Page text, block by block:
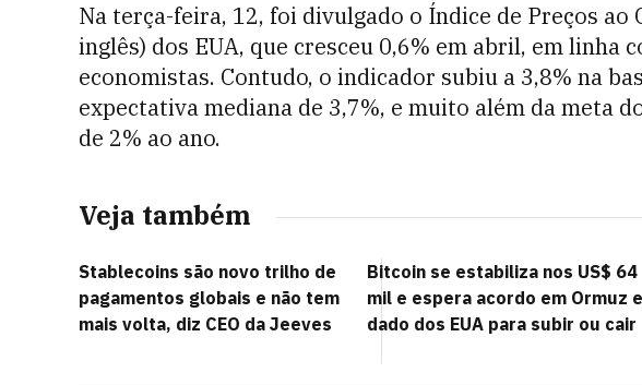
Na terça-feira, 12, foi divulgado o Índice de Preços ao
inglês) dos EUA, que cresceu 0,6% em abril, em linha
economistas. Contudo, o indicador subiu a 3,8% na
expectativa mediana de 3,7%, e muito além da meta
de 2% ao ano.
Veja também
Stablecoins são novo trilho de
pagamentos globais e não tem
mais volta, diz CEO da Jeeves
Bitcoin se estabiliza nos US$ 64
mil e espera acordo em Ormuz e
dado dos EUA para subir ou cair